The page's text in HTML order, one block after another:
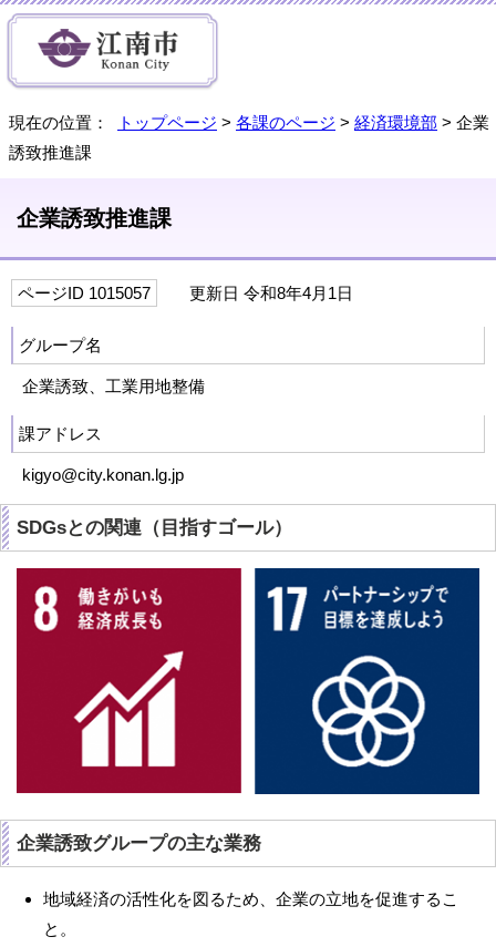
現在の位置： トップページ > 各課のページ > 経済環境部 > 企業
誘致推進課
企業誘致推進課
ページID 1015057 更新日 令和8年4月1日
グループ名
企業誘致、工業用地整備
課アドレス
kigyo@city.konan.lg.jp
SDGsとの関連（目指すゴール）
企業誘致グループの主な業務
地域経済の活性化を図るため、企業の立地を促進するこ
と。